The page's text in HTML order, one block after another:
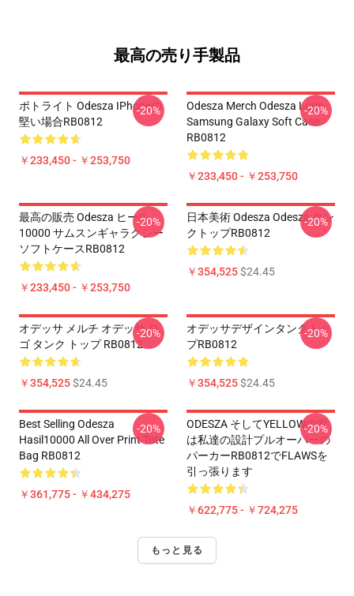
最高の売り手製品
ポトライト Odesza IPhoneの
堅い場合RB0812
￥233,450 - ￥253,750
-20%
Odesza Merch Odesza Logo
Samsung Galaxy Soft Case
RB0812
￥233,450 - ￥253,750
-20%
最高の販売 Odesza ヒール
10000 サムスンギャラクシー
ソフトケースRB0812
￥233,450 - ￥253,750
-20%
日本美術 Odesza Odesza タン
クトップRB0812
￥354,525$24.45
-20%
オデッサ メルチ オデッサ ロ
ゴ タンク トップ RB0812
￥354,525$24.45
-20%
オデッサデザインタンクトッ
プRB0812
￥354,525$24.45
-20%
Best Selling Odesza
Hasil10000 All Over Print Tote
Bag RB0812
￥361,775 - ￥434,275
-20%
ODESZA そしてYELLOWの家
は私達の設計プルオーバーの
パーカーRB0812でFLAWSを
引っ張ります
￥622,775 - ￥724,275
-20%
もっと見る